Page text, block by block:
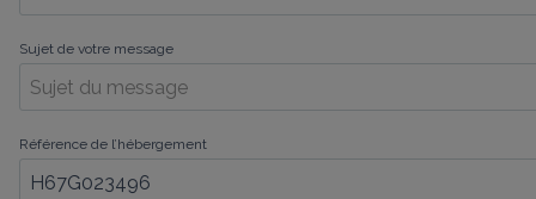
Sujet de votre message
Référence de l’hébergement